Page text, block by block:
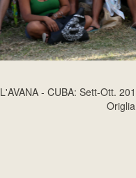
L'AVANA - CUBA: Sett-Ott.